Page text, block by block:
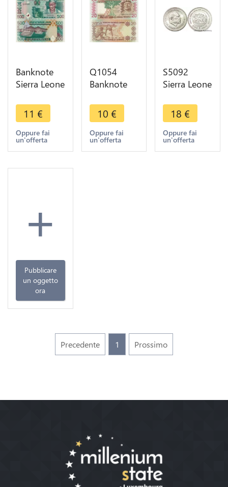
Banknote
Sierra Leone
Kissi King
warrior Kai
Londo 1998
UNC
11 €
Oppure fai
un'offerta
Q1054
Banknote
20 Leones
President S
Stevens
1984 UNC
10 €
Oppure fai
un'offerta
S5092
Sierra Leone
Dr. Siaka
Stevens
1974 Lion
UNC - Faire
18 €
Oppure fai
un'offerta
+
Pubblicare
un oggetto
ora
Precedente 1 Prossimo